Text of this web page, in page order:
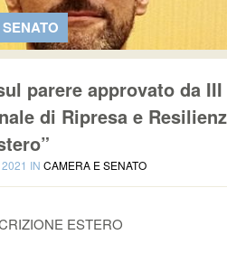
parere approvato da
di Ripresa e
IN CAMERA E SENATO
ESTERO